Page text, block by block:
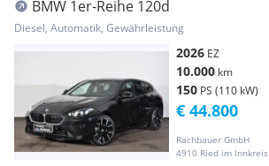
BMW 1er-Reihe 120d
Diesel, Automatik, Gewährleistung
2026 EZ
10.000 km
150 PS (110 kW)
Rachbauer GmbH
4910 Ried im Innkreis
€ 44.800